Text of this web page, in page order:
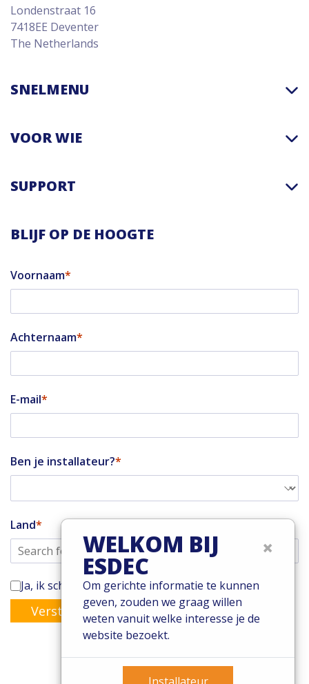
Londenstraat 16
7418EE Deventer
The Netherlands
SNELMENU
VOOR WIE
SUPPORT
BLIJF OP DE HOOGTE
Voornaam
Achternaam
E-mail
Ben je installateur?
Land
Ja, ik schrijf mij in voor de Enstall-nieuwsbrief
Versturen
×
WELKOM BIJ
ESDEC
Om gerichte informatie te kunnen
geven, zouden we graag willen
weten vanuit welke interesse je de
website bezoekt.